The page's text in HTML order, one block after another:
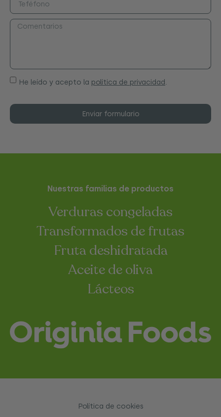
He leído y acepto la política de privacidad.
Enviar formulario
Nuestras familias de productos
Verduras congeladas
Transformados de frutas
Fruta deshidratada
Aceite de oliva
Lácteos
Política de cookies